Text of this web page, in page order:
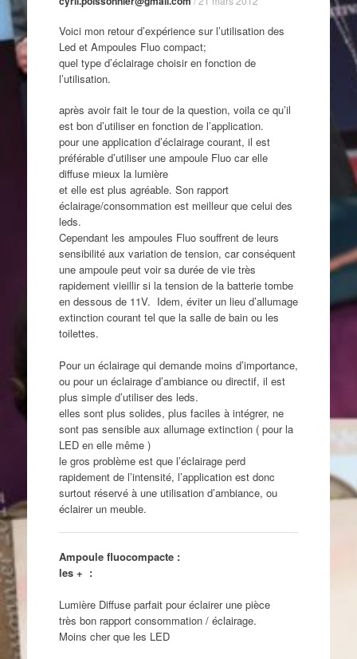
Voici mon retour d’expérience sur l’utilisation des
Led et Ampoules Fluo compact;
quel type d’éclairage choisir en fonction de
l’utilisation.
après avoir fait le tour de la question, voila ce qu’il
est bon d’utiliser en fonction de l’application.
pour une application d’éclairage courant, il est
préférable d’utiliser une ampoule Fluo car elle
diffuse mieux la lumière
et elle est plus agréable. Son rapport
éclairage/consommation est meilleur que celui des
leds.
Cependant les ampoules Fluo souffrent de leurs
sensibilité aux variation de tension, car conséquent
une ampoule peut voir sa durée de vie très
rapidement vieillir si la tension de la batterie tombe
en dessous de 11V. Idem, éviter un lieu d’allumage
extinction courant tel que la salle de bain ou les
toilettes.
Pour un éclairage qui demande moins d’importance,
ou pour un éclairage d’ambiance ou directif, il est
plus simple d’utiliser des leds.
elles sont plus solides, plus faciles à intégrer, ne
sont pas sensible aux allumage extinction ( pour la
LED en elle même )
le gros problème est que l’éclairage perd
rapidement de l’intensité, l’application est donc
surtout réservé à une utilisation d’ambiance, ou
éclairer un meuble.
Ampoule fluocompacte :
les + :
Lumière Diffuse parfait pour éclairer une pièce
très bon rapport consommation / éclairage.
Moins cher que les LED